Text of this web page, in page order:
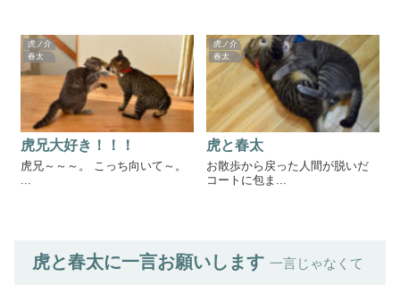
虎ノ介
春太
虎兄大好き！！！
虎兄～～～。 こっち向いて～。
...
虎ノ介
春太
虎と春太
お散歩から戻った人間が脱いだ
コートに包ま...
虎と春太に一言お願いします 一言じゃなくて